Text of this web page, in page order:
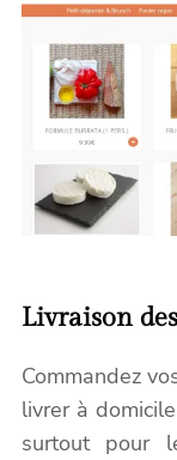
Livraison
Commandez
livrer à
surtout pour